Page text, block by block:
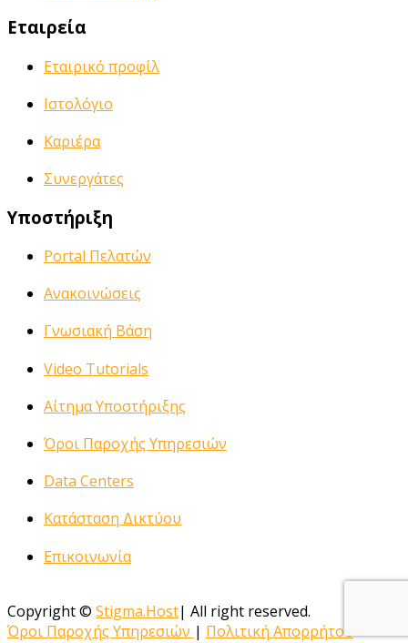
Εταιρεία
Εταιρικό προφίλ
Ιστολόγιο
Καριέρα
Συνεργάτες
Υποστήριξη
Portal Πελατών
Ανακοινώσεις
Γνωσιακή Βάση
Video Tutorials
Αίτημα Υποστήριξης
Όροι Παροχής Υπηρεσιών
Data Centers
Κατάσταση Δικτύου
Επικοινωνία
Copyright © Stigma.Host| All right reserved.
Όροι Παροχής Υπηρεσιών | Πολιτική Απορρήτου